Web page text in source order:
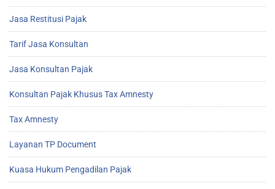
Jasa Restitusi Pajak
Tarif Jasa Konsultan
Jasa Konsultan Pajak
Konsultan Pajak Khusus Tax Amnesty
Tax Amnesty
Layanan TP Document
Kuasa Hukum Pengadilan Pajak